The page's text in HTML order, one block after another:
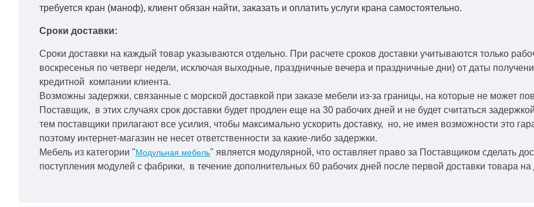
требуется кран (маноф), клиент обязан найти, заказать и оплатить услуги крана самостоятельно.
Сроки доставки:
Сроки доставки на каждый товар указываются отдельно. При расчете сроков доставки учитываются только
воскресенья по четверг недели, исключая выходные, праздничные вечера и праздничные дни) от даты
кредитной компании клиента.
Возможны задержки, связанные с морской доставкой при заказе мебели из-за границы, на которые не может
Поставщик, в этих случаях срок доставки будет продлен еще на 30 рабочих дней и не будет считаться
тем поставщики прилагают все усилия, чтобы максимально ускорить доставку, но, не имея возможности это
поэтому интернет-магазин не несет ответственности за какие-либо задержки.
Мебель из категории "Модульная мебель" является модулярной, что оставляет право за Поставщиком сделать
поступления модулей с фабрики, в течение дополнительных 60 рабочих дней после первой доставки товара на